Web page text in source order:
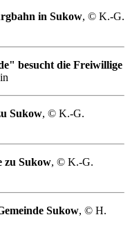
in Sukow, © K.-G.
besucht die Freiwillige
Sukow, © K.-G.
zu Sukow, © K.-G.
Sukow, © H.